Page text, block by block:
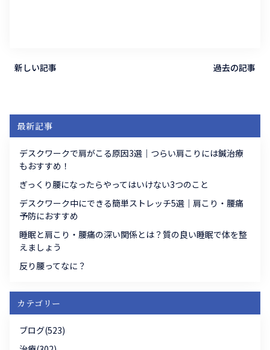
新しい記事 過去の記事
最新記事
デスクワークで肩がこる原因3選｜つらい肩こりには鍼治療
もおすすめ！
ぎっくり腰になったらやってはいけない3つのこと
デスクワーク中にできる簡単ストレッチ5選｜肩こり・腰痛
予防におすすめ
睡眠と肩こり・腰痛の深い関係とは？質の良い睡眠で体を整
えましょう
反り腰ってなに？
カテゴリー
ブログ(523)